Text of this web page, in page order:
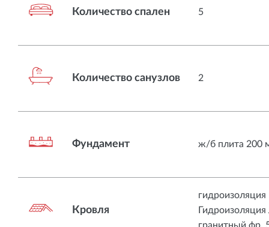
Количество спален 5
Количество санузлов 2
Фундамент ж/б плита 200
Кровля